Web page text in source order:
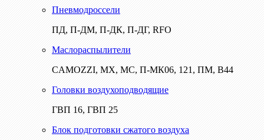
Пневмодроссели
ПД, П-ДМ, П-ДК, П-ДГ, RFO
Маслораспылители
CAMOZZI, МХ, МС, П-МК06, 121, ПМ, В44
Головки воздухоподводящие
ГВП 16, ГВП 25
Блок подготовки сжатого воздуха